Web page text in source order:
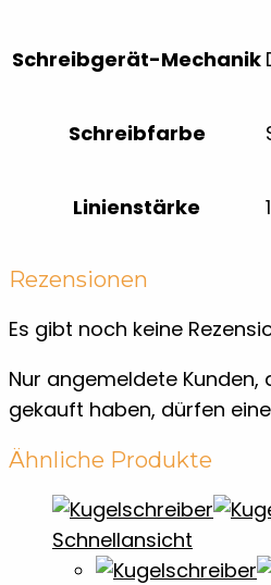
Schreibgerät-Mechanik
Schreibfarbe
Linienstärke
Rezensionen
Es gibt noch keine
Nur angemeldete Kunden,
gekauft haben, dürfen
Ähnliche Produkte
Schnellansicht